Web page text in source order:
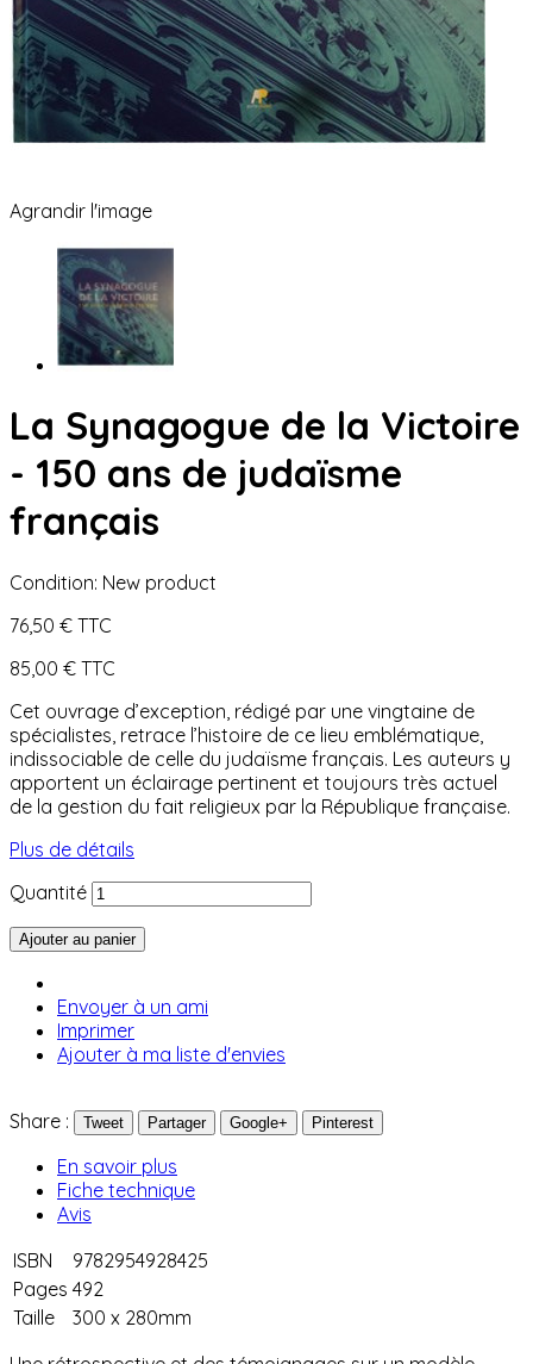
Agrandir l'image
La Synagogue de la Victoire
- 150 ans de judaïsme
français
Condition: New product
76,50 € TTC
85,00 € TTC
Cet ouvrage d’exception, rédigé par une vingtaine de
spécialistes, retrace l’histoire de ce lieu emblématique,
indissociable de celle du judaïsme français. Les auteurs y
apportent un éclairage pertinent et toujours très actuel
de la gestion du fait religieux par la République française.
Plus de détails
Quantité
Ajouter au panier
Envoyer à un ami
Imprimer
Ajouter à ma liste d'envies
Share : Tweet Partager Google+ Pinterest
En savoir plus
Fiche technique
Avis
ISBN
9782954928425
Pages 492
Taille
300 x 280mm